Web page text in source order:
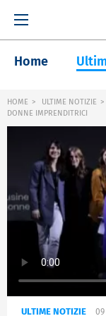
Home
HOME ULTIME NOTIZIE
DONNE IMPRENDITRICI
ULTIME NOTIZIE 09